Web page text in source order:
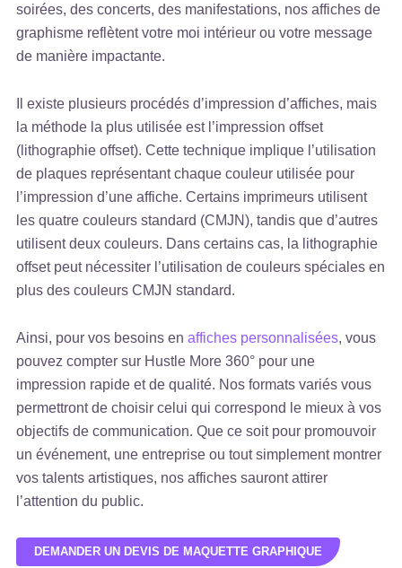
soirées, des concerts, des manifestations, nos affiches de
graphisme reflètent votre moi intérieur ou votre message
de manière impactante.
Il existe plusieurs procédés d’impression d’affiches, mais
la méthode la plus utilisée est l’impression offset
(lithographie offset). Cette technique implique l’utilisation
de plaques représentant chaque couleur utilisée pour
l’impression d’une affiche. Certains imprimeurs utilisent
les quatre couleurs standard (CMJN), tandis que d’autres
utilisent deux couleurs. Dans certains cas, la lithographie
offset peut nécessiter l’utilisation de couleurs spéciales en
plus des couleurs CMJN standard.
Ainsi, pour vos besoins enaffiches personnalisées, vous
pouvez compter sur Hustle More 360° pour une
impression rapide et de qualité. Nos formats variés vous
permettront de choisir celui qui correspond le mieux à vos
objectifs de communication. Que ce soit pour promouvoir
un événement, une entreprise ou tout simplement montrer
vos talents artistiques, nos affiches sauront attirer
l’attention du public.
DEMANDER UN DEVIS DE MAQUETTE GRAPHIQUE